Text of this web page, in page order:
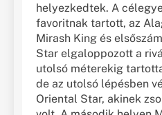
helyezkedtek. A
favoritnak tartott, az
Mirash King és
Star elgaloppozott a
utolsó méterekig
de az utolsó lépésben
Oriental Star, akinek